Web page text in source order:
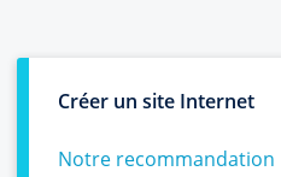
Créer un site Internet
Notre recommandation